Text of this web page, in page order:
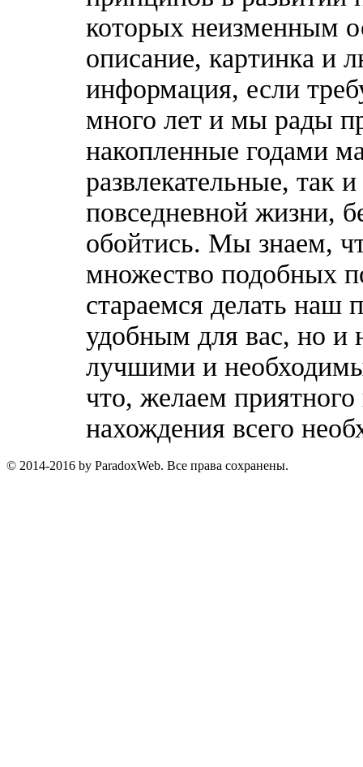
которых неизменным
описание, картинка и
информация, если
много лет и мы рады
накопленные годами
развлекательные, так
повседневной жизни,
обойтись. Мы знаем,
множество подобных
стараемся делать наш
удобным для вас, но и
лучшими и
что, желаем
нахождения всего
© 2014-2016 by ParadoxWeb. Все права сохранены.